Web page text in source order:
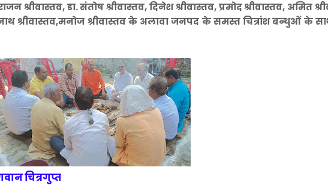
श्रीवास्तव, डा. संतोष श्रीवास्तव, दिनेश श्रीवास्तव, प्रमोद श्रीवास्तव, अमित
नाथ श्रीवास्तव,मनोज श्रीवास्तव के अलावा जनपद के समस्त चित्रांश बन्धुओं के
चित्रगुप्त